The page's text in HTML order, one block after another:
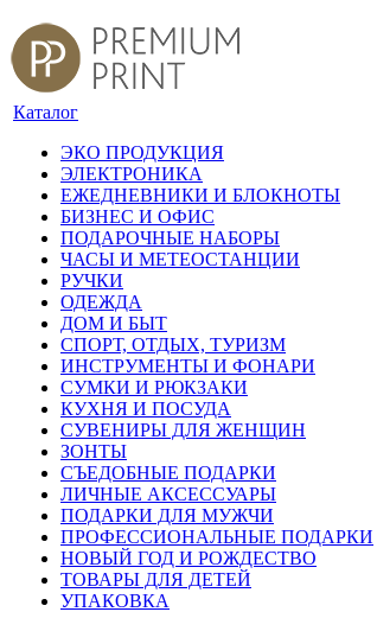
Каталог
ЭКО ПРОДУКЦИЯ
ЭЛЕКТРОНИКА
ЕЖЕДНЕВНИКИ И БЛОКНОТЫ
БИЗНЕС И ОФИС
ПОДАРОЧНЫЕ НАБОРЫ
ЧАСЫ И МЕТЕОСТАНЦИИ
РУЧКИ
ОДЕЖДА
ДОМ И БЫТ
СПОРТ, ОТДЫХ, ТУРИЗМ
ИНСТРУМЕНТЫ И ФОНАРИ
СУМКИ И РЮКЗАКИ
КУХНЯ И ПОСУДА
СУВЕНИРЫ ДЛЯ ЖЕНЩИН
ЗОНТЫ
СЪЕДОБНЫЕ ПОДАРКИ
ЛИЧНЫЕ АКСЕССУАРЫ
ПОДАРКИ ДЛЯ МУЖЧИ
ПРОФЕССИОНАЛЬНЫЕ ПОДАРКИ
НОВЫЙ ГОД И РОЖДЕСТВО
ТОВАРЫ ДЛЯ ДЕТЕЙ
УПАКОВКА